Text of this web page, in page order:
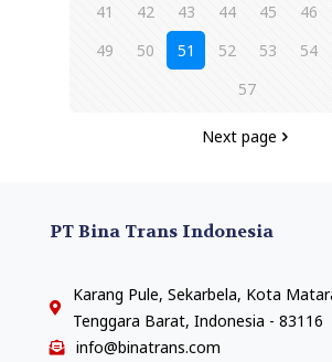
41
42 43 44 45 46
49
50 51 52 53 54
57
Next page
PT Bina Trans Indonesia
Karang Pule, Sekarbela, Kota
Tenggara Barat, Indonesia - 83116
info@binatrans.com